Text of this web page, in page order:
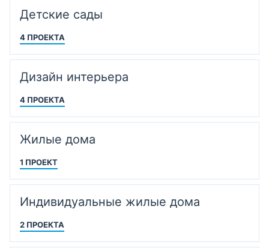
Детские сады
4 ПРОЕКТА
Дизайн интерьера
4 ПРОЕКТА
Жилые дома
1 ПРОЕКТ
Индивидуальные жилые дома
2 ПРОЕКТА